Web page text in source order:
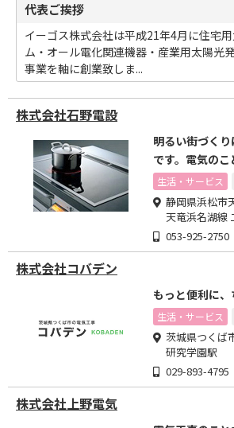
代表ご挨拶
イーゴス株式会社は平成21年4月に住宅
ム・オール電化関連機器・産業用太陽光
事業を軸に創業致しま...
株式会社石野電設
明るい街づく
です。電気の
い。
生活・サービス
静岡県浜松市
天竜浜名湖線
053-925-2750
株式会社コバデン
もっと便利に
生活・サービス
茨城県つくば
研究学園駅
029-893-4795
株式会社上野電気